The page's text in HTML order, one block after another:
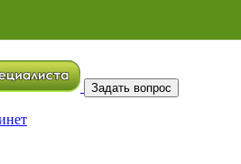
Задать вопрос